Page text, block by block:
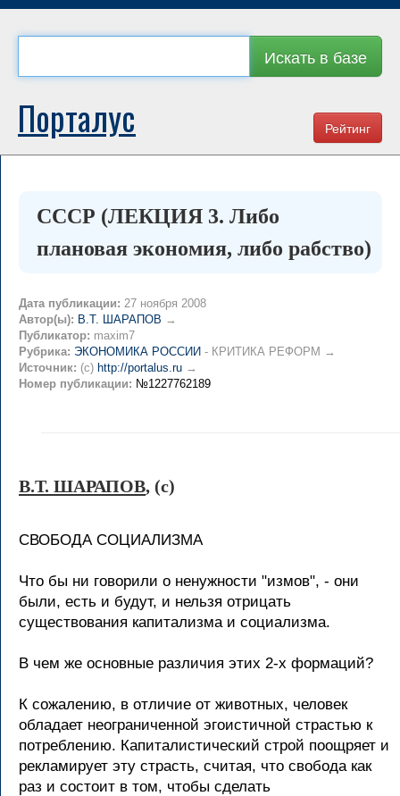
Искать в базе
Рейтинг
Порталус
СССР (ЛЕКЦИЯ 3. Либо
плановая экономия, либо рабство)
Дата публикации: 27 ноября 2008
Автор(ы): В.Т. ШАРАПОВ →
Публикатор: maxim7
Рубрика: ЭКОНОМИКА РОССИИ - КРИТИКА РЕФОРМ →
Источник: (c) http://portalus.ru →
Номер публикации: №1227762189
В.Т. ШАРАПОВ, (c)
СВОБОДА СОЦИАЛИЗМА
Что бы ни говорили о ненужности "измов", - они
были, есть и будут, и нельзя отрицать
существования капитализма и социализма.
В чем же основные различия этих 2-х формаций?
К сожалению, в отличие от животных, человек
обладает неограниченной эгоистичной страстью к
потреблению. Капиталистический строй поощряет и
рекламирует эту страсть, считая, что свобода как
раз и состоит в том, чтобы сделать